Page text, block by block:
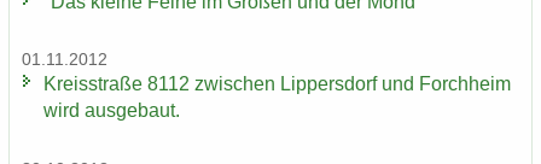
01.11.2012
Kreis­stra­ße 8112 zwi­schen Lip­pers­dorf und Forch­heim
wird aus­ge­baut.